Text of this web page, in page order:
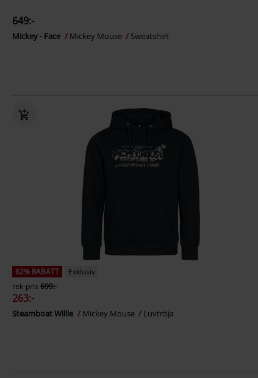
649:-
Mickey - Face Mickey Mouse Sweatshirt
62% RABATT
Exklusiv
rek-pris 699:-
263:-
Steamboat Willie Mickey Mouse Luvtröja